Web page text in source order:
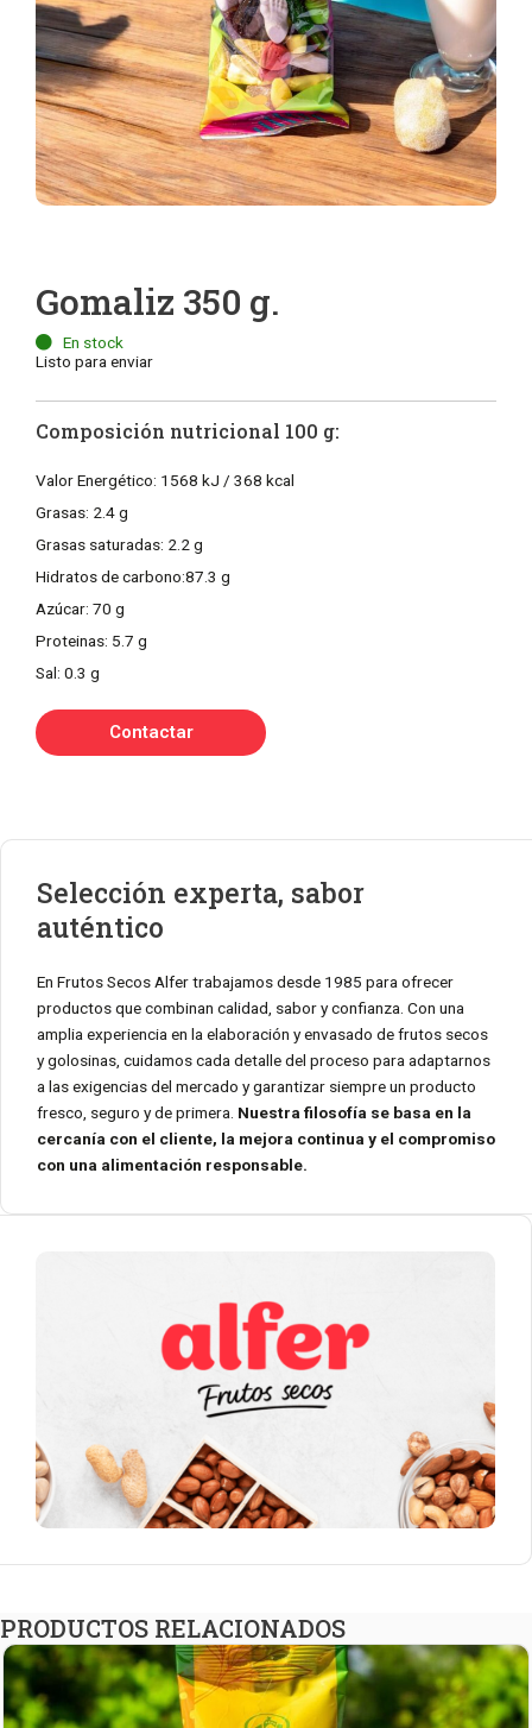
Gomaliz 350 g.
En stock
Listo para enviar
Composición nutricional 100 g:
Valor Energético: 1568 kJ / 368 kcal
Grasas: 2.4 g
Grasas saturadas: 2.2 g
Hidratos de carbono:87.3 g
Azúcar: 70 g
Proteinas: 5.7 g
Sal: 0.3 g
Contactar
Selección experta, sabor
auténtico
En Frutos Secos Alfer trabajamos desde 1985 para ofrecer
productos que combinan calidad, sabor y confianza. Con una
amplia experiencia en la elaboración y envasado de frutos secos
y golosinas, cuidamos cada detalle del proceso para adaptarnos
a las exigencias del mercado y garantizar siempre un producto
fresco, seguro y de primera. Nuestra filosofía se basa en la
cercanía con el cliente, la mejora continua y el compromiso
con una alimentación responsable.
PRODUCTOS RELACIONADOS